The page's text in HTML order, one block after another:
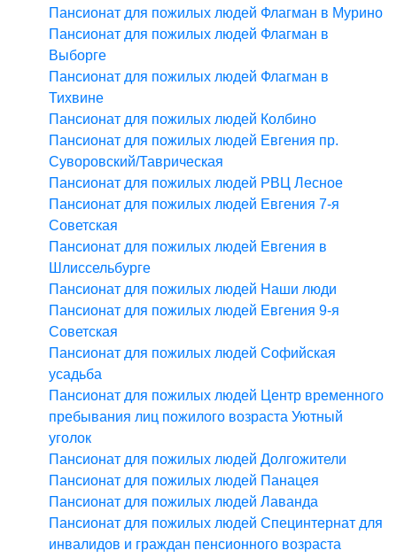
Пансионат для пожилых людей Флагман в Мурино
Пансионат для пожилых людей Флагман в
Выборге
Пансионат для пожилых людей Флагман в
Тихвине
Пансионат для пожилых людей Колбино
Пансионат для пожилых людей Евгения пр.
Суворовский/Таврическая
Пансионат для пожилых людей РВЦ Лесное
Пансионат для пожилых людей Евгения 7-я
Советская
Пансионат для пожилых людей Евгения в
Шлиссельбурге
Пансионат для пожилых людей Наши люди
Пансионат для пожилых людей Евгения 9-я
Советская
Пансионат для пожилых людей Софийская
усадьба
Пансионат для пожилых людей Центр временного
пребывания лиц пожилого возраста Уютный
уголок
Пансионат для пожилых людей Долгожители
Пансионат для пожилых людей Панацея
Пансионат для пожилых людей Лаванда
Пансионат для пожилых людей Специнтернат для
инвалидов и граждан пенсионного возраста